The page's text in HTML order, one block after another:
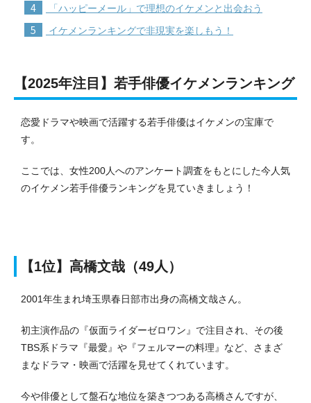
4 「ハッピーメール」で理想のイケメンと出会おう
5 イケメンランキングで非現実を楽しもう！
【2025年注目】若手俳優イケメンランキング
恋愛ドラマや映画で活躍する若手俳優はイケメンの宝庫で
す。
ここでは、女性200人へのアンケート調査をもとにした今人気
のイケメン若手俳優ランキングを見ていきましょう！
【1位】高橋文哉（49人）
2001年生まれ埼玉県春日部市出身の高橋文哉さん。
初主演作品の『仮面ライダーゼロワン』で注目され、その後
TBS系ドラマ『最愛』や『フェルマーの料理』など、さまざ
まなドラマ・映画で活躍を見せてくれています。
今や俳優として盤石な地位を築きつつある高橋さんですが、